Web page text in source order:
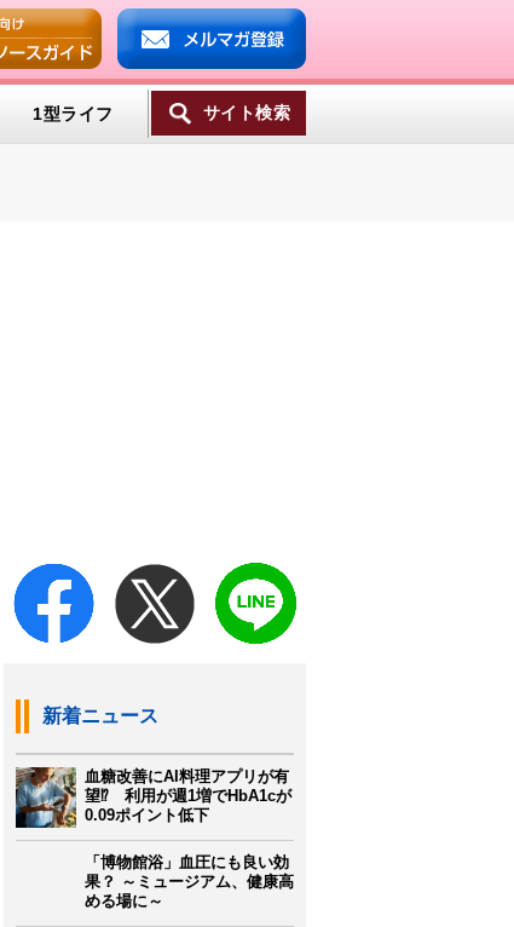
1型ライフ サイト検索
新着ニュース
血糖改善にAI料理アプリが有
望⁉ 利用が週1増でHbA1cが
0.09ポイント低下
「博物館浴」血圧にも良い効
果？ ～ミュージアム、健康高
める場に～